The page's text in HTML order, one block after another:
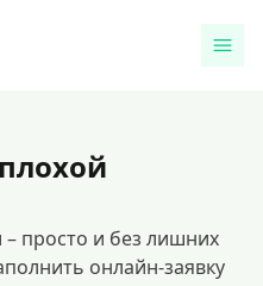
просто и без лишних
онлайн-заявку